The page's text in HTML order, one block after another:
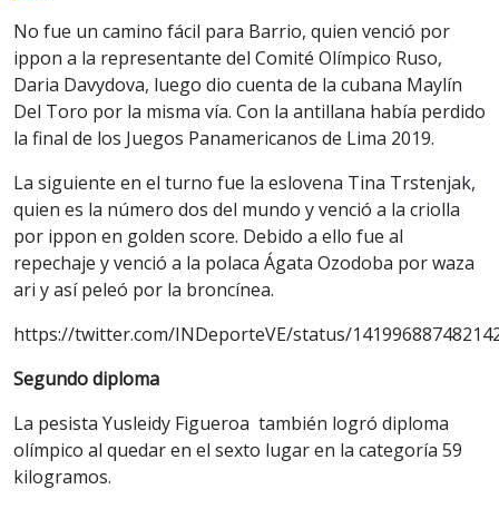
No fue un camino fácil para Barrio, quien venció por
ippon a la representante del Comité Olímpico Ruso,
Daria Davydova, luego dio cuenta de la cubana Maylín
Del Toro por la misma vía. Con la antillana había perdido
la final de los Juegos Panamericanos de Lima 2019.
La siguiente en el turno fue la eslovena Tina Trstenjak,
quien es la número dos del mundo y venció a la criolla
por ippon en golden score. Debido a ello fue al
repechaje y venció a la polaca Ágata Ozodoba por waza
ari y así peleó por la broncínea.
https://twitter.com/INDeporteVE/status/
Segundo diploma
La pesista Yusleidy Figueroa también logró diploma
olímpico al quedar en el sexto lugar en la categoría 59
kilogramos.